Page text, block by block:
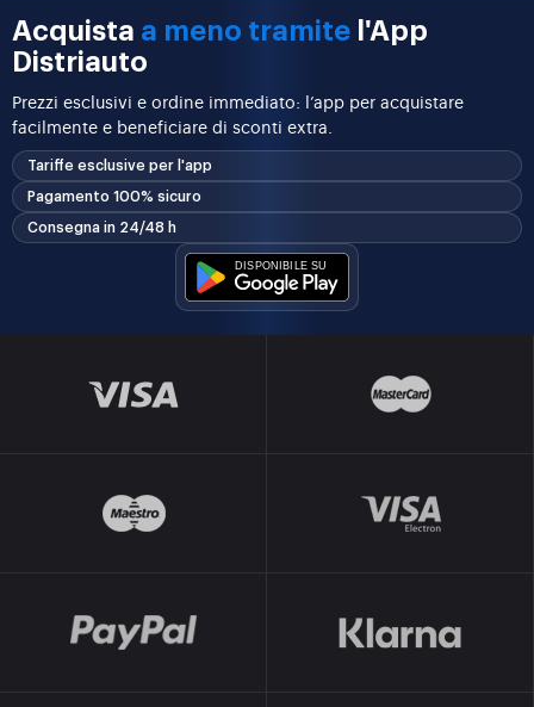
Acquista a meno tramite l'App
Distriauto
Prezzi esclusivi e ordine immediato: l’app per acquistare
facilmente e beneficiare di sconti extra.
Tariffe esclusive per l'app
Pagamento 100% sicuro
Consegna in 24/48 h